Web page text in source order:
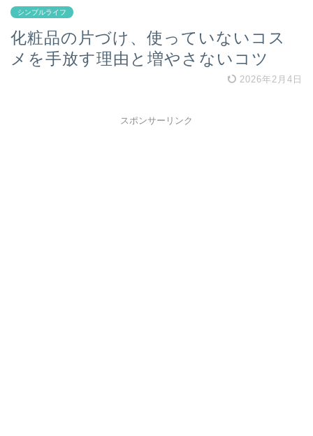
シンプルライフ
化粧品の片づけ、使っていないコス
メを手放す理由と増やさないコツ
2026年2月4日
スポンサーリンク